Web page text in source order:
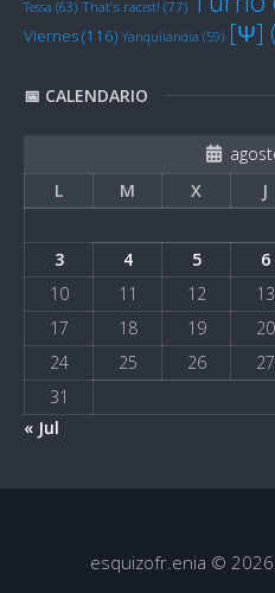
Tessa (63) That's racist! (77)
Viernes(116) Yanquilandia (59) [Ψ]
📅 CALENDARIO
L
M X J
3
4 5 6
10
11 12 13
17
18 19 20
24
25 26 27
31
« Jul
esquizofr.enia ©